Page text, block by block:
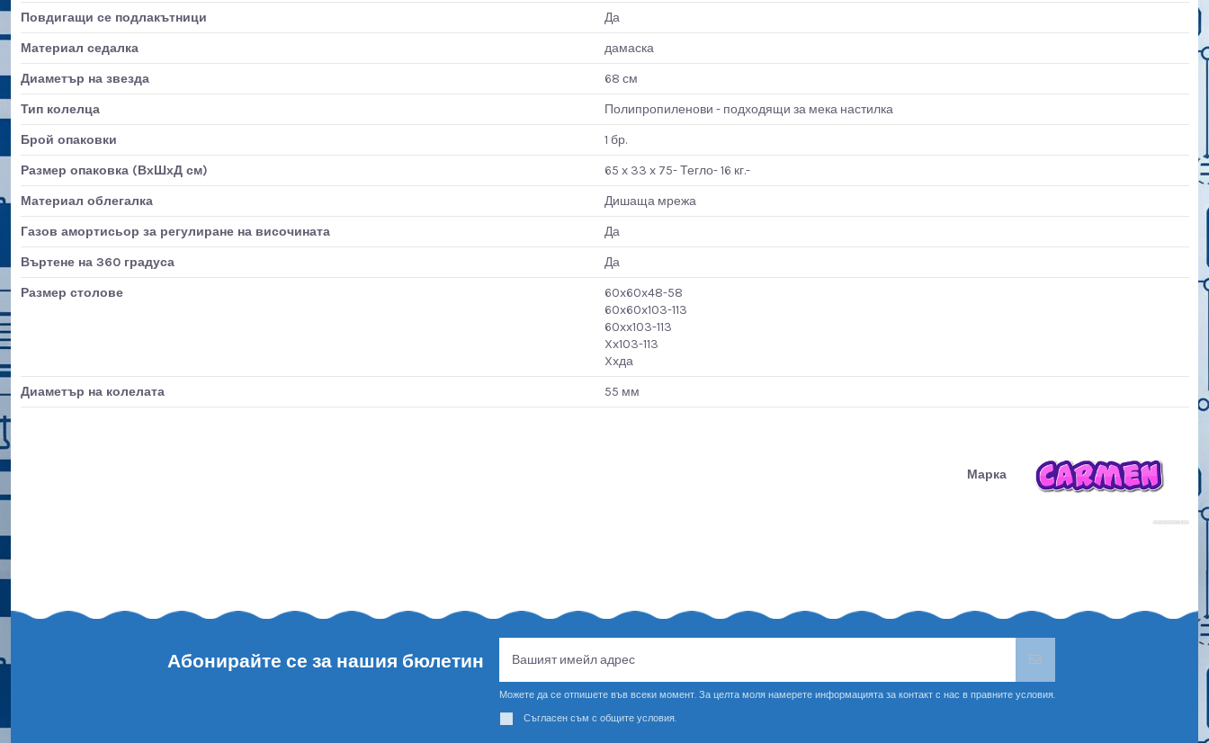
Повдигащи се подлакътници
Да
Материал седалка
дамаска
Диаметър на звезда
68 см
Тип колелца
Полипропиленови - подходящи за мека настилка
Брой опаковки
1 бр.
Размер опаковка (ВхШхД см)
65 x 33 x 75- Тегло- 16 кг.-
Материал облегалка
Дишаща мрежа
Газов амортисьор за регулиране на височината
Да
Въртене на 360 градуса
Да
Размер столове
60x60x48-58
60x60x103-113
60xx103-113
Xx103-113
Xxда
Диаметър на колелата
55 мм
Марка
Абонирайте се за нашия бюлетин
Можете да се отпишете във всеки момент. За целта моля намерете информацията за контакт с нас в правните условия.
Съгласен съм с общите условия.